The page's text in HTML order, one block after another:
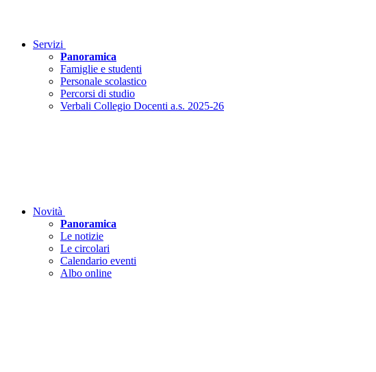
Servizi
Panoramica
Famiglie e studenti
Personale scolastico
Percorsi di studio
Verbali Collegio Docenti a.s. 2025-26
Novità
Panoramica
Le notizie
Le circolari
Calendario eventi
Albo online